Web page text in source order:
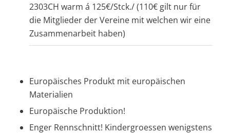
2303CH warm á 125€/Stck./ (110€ gilt nur für
die Mitglieder der Vereine mit welchen wir eine
Zusammenarbeit haben)
Europäisches Produkt mit europäischen
Materialien
Europäische Produktion!
Enger Rennschnitt! Kindergroessen wenigstens